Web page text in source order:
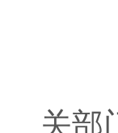
（
关部